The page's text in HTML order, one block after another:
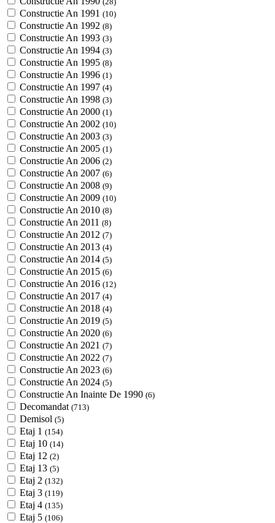
Constructie An 1991 (10)
Constructie An 1992 (8)
Constructie An 1993 (3)
Constructie An 1994 (3)
Constructie An 1995 (8)
Constructie An 1996 (1)
Constructie An 1997 (4)
Constructie An 1998 (3)
Constructie An 2000 (1)
Constructie An 2002 (10)
Constructie An 2003 (3)
Constructie An 2005 (1)
Constructie An 2006 (2)
Constructie An 2007 (6)
Constructie An 2008 (9)
Constructie An 2009 (10)
Constructie An 2010 (8)
Constructie An 2011 (8)
Constructie An 2012 (7)
Constructie An 2013 (4)
Constructie An 2014 (5)
Constructie An 2015 (6)
Constructie An 2016 (12)
Constructie An 2017 (4)
Constructie An 2018 (4)
Constructie An 2019 (5)
Constructie An 2020 (6)
Constructie An 2021 (7)
Constructie An 2022 (7)
Constructie An 2023 (6)
Constructie An 2024 (5)
Constructie An Inainte De 1990 (6)
Decomandat (713)
Demisol (5)
Etaj 1 (154)
Etaj 10 (14)
Etaj 12 (2)
Etaj 13 (5)
Etaj 2 (132)
Etaj 3 (119)
Etaj 4 (135)
Etaj 5 (106)